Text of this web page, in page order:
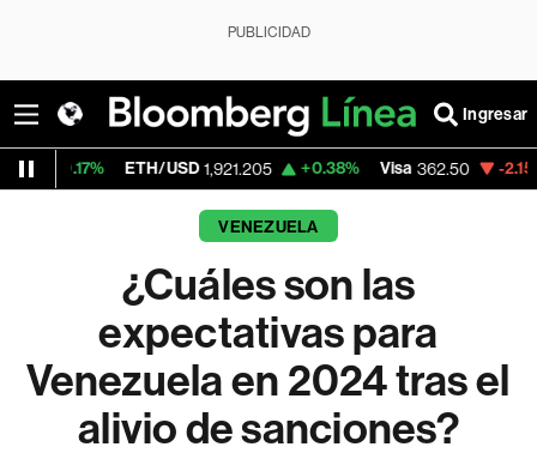
PUBLICIDAD
Ingresar
ETH/USD 1,921.205 +0.38% Visa 362.50 -2.15%
VENEZUELA
¿Cuáles son las
expectativas para
Venezuela en 2024 tras el
alivio de sanciones?